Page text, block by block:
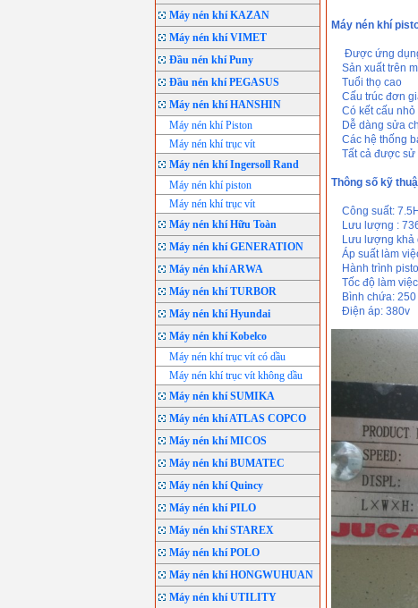
Máy nén khí KAZAN
Máy nén khí VIMET
Đầu nén khí Puny
Đầu nén khí PEGASUS
Máy nén khí HANSHIN
Máy nén khí Piston
Máy nén khí trục vít
Máy nén khí Ingersoll Rand
Máy nén khí piston
Máy nén khí trục vít
Máy nén khí Hữu Toàn
Máy nén khí GENERATION
Máy nén khí ARWA
Máy nén khí TURBOR
Máy nén khí Hyundai
Máy nén khí Kobelco
Máy nén khí trục vít có dầu
Máy nén khí trục vít không dầu
Máy nén khí SUMIKA
Máy nén khí ATLAS COPCO
Máy nén khí MICOS
Máy nén khí BUMATEC
Máy nén khí Quincy
Máy nén khí PILO
Máy nén khí STAREX
Máy nén khí POLO
Máy nén khí HONGWUHUAN
Máy nén khí UTILITY
Máy nén khí
Được ứng dụng
Sản xuất trên
Tuổi thọ cao
Cấu trúc đơn
Có kết cấu nhỏ
Dễ dàng sửa
Các hệ thống
Tất cả được sử
Thông số kỹ
Công suất:
Lưu lượng :
Lưu lượng khả
Áp suất làm
Hành trình
Tốc độ làm
Bình chứa: 250
Điện áp: 380v